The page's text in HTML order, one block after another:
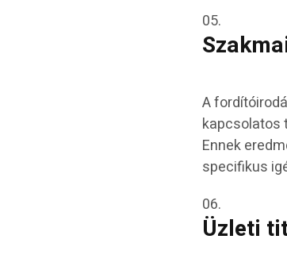
A
kapcsolatos
Ennek
specifikus
Üzleti